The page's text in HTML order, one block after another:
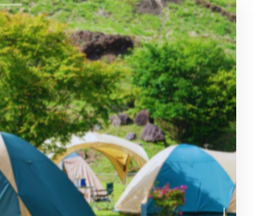
で開催予定のアウトドアイベント
グラムがポイントです。近年の傾
SDGsに関連したワークショップ、
験が増えています。理由は、環境
持続可能な観光への関心が背景に
、再生可能エネルギー活用のデモ
にした野外クッキングなど、学び
容が注目されています。これらの